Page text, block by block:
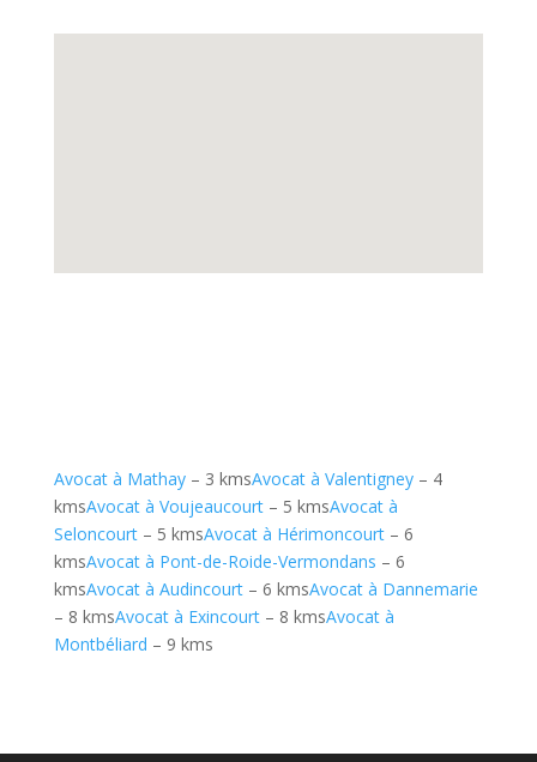
Avocat à Mathay– 3 kmsAvocat à Valentigney– 4
kmsAvocat à Voujeaucourt– 5 kmsAvocat à
Seloncourt– 5 kmsAvocat à Hérimoncourt– 6
kmsAvocat à Pont-de-Roide-Vermondans – 6
kmsAvocat à Audincourt– 6 kmsAvocat à Dannemarie
– 8 kmsAvocat à Exincourt– 8 kmsAvocat à
Montbéliard – 9 kms